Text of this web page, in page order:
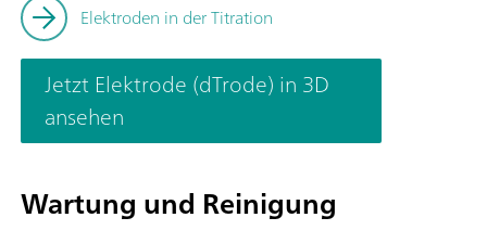
Elektroden in der Titration
Jetzt Elektrode (dTrode) in 3D
ansehen
Wartung und Reinigung